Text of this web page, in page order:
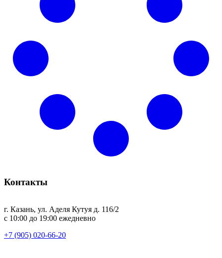
Контакты
г. Казань, ул. Аделя Кутуя д. 116/2
с 10:00 до 19:00 ежедневно
+7 (905) 020-66-20